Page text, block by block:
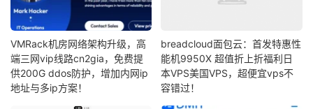
VMRack机房网络架构升级，高
端三网vip线路cn2gia，免费提
供200G ddos防护，增加内网ip
地址与多ip方案！
breadcloud面包云：首发特惠性
能机9950X 超值折上折福利日
本VPS美国VPS，超便宜vps不
容错过！